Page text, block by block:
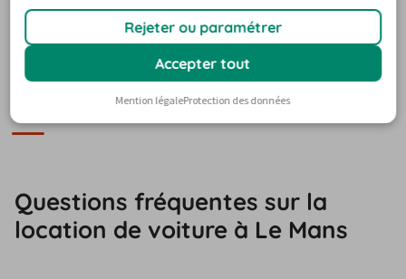
vous assurez ainsi de partir en toute sérénité. Alors
préparez votre séjour dans cette ville du Mans et soyez
garantis de pouvoir annuler votre réservation jusqu'à 24
heures avant la prise de possession de votre véhicule.
Questions fréquentes sur la
location de voiture à Le Mans
Rejeter ou paramétrer
Accepter tout
Mention légaleProtection des données